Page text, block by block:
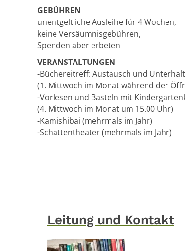
GEBÜHREN
unentgeltliche Ausleihe für 4 Wochen,
keine Versäumnisgebühren,
Spenden aber erbeten
VERANSTALTUNGEN
-Büchereitreff: Austausch und
(1. Mittwoch im Monat während der
-Vorlesen und Basteln mit
(4. Mittwoch im Monat um 15.00 Uhr)
-Kamishibai (mehrmals im Jahr)
-Schattentheater (mehrmals im Jahr)
Leitung und Kontakt